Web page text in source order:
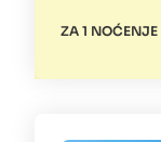
ZA 1 NOĆENJE